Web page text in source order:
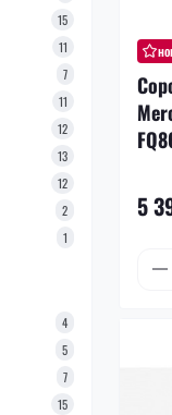
15
11
7
11
12
13
12
2
1
4
5
7
15
5